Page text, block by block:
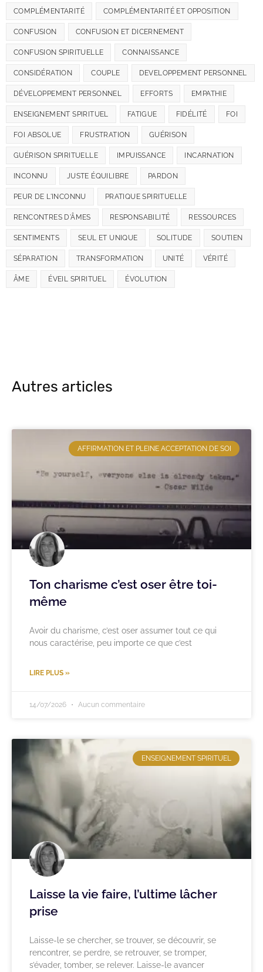
COMPLÉMENTARITÉ COMPLÉMENTARITÉ ET OPPOSITION
CONFUSION CONFUSION ET DICERNEMENT
CONFUSION SPIRITUELLE CONNAISSANCE
CONSIDÉRATION COUPLE DEVELOPPEMENT PERSONNEL
DÉVELOPPEMENT PERSONNEL EFFORTS EMPATHIE
ENSEIGNEMENT SPIRITUEL FATIGUE FIDÉLITÉ FOI
FOI ABSOLUE FRUSTRATION GUÉRISON
GUÉRISON SPIRITUELLE IMPUISSANCE INCARNATION
INCONNU JUSTE ÉQUILIBRE PARDON
PEUR DE L'INCONNU PRATIQUE SPIRITUELLE
RENCONTRES D'ÂMES RESPONSABILITÉ RESSOURCES
SENTIMENTS SEUL ET UNIQUE SOLITUDE SOUTIEN
SÉPARATION TRANSFORMATION UNITÉ VÉRITÉ
ÂME ÉVEIL SPIRITUEL ÉVOLUTION
Autres articles
AFFIRMATION ET PLEINE ACCEPTATION DE SOI
Ton charisme c’est oser être toi-
même
Avoir du charisme, c’est oser assumer tout ce qui
nous caractérise, peu importe ce que c’est
LIRE PLUS »
14/07/2026 Aucun commentaire
ENSEIGNEMENT SPIRITUEL
Laisse la vie faire, l’ultime lâcher
prise
Laisse-le se chercher, se trouver, se découvrir, se
rencontrer, se perdre, se retrouver, se tromper,
s’évader, tomber, se relever. Laisse-le avancer